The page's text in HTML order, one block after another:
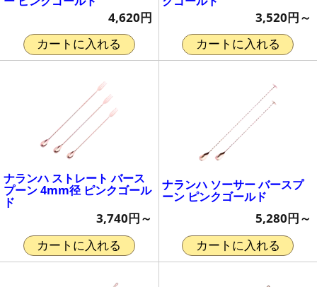
4,620円
カートに入れる
3,520円～
カートに入れる
ナランハ ストレート バース
プーン 4mm径 ピンクゴール
ド
3,740円～
カートに入れる
ナランハ ソーサー バースプ
ーン ピンクゴールド
5,280円～
カートに入れる